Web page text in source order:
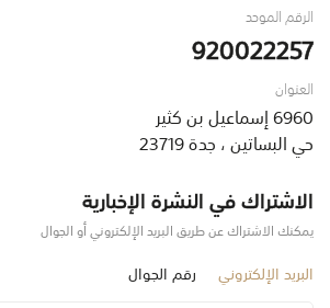
الرقم الموحد
920022257
العنوان
6960 إسماعيل بن كثير
حي البساتين ، جدة 23719
الاشتراك في النشرة الإخبارية
يمكنك الاشتراك عن طريق البريد الإلكتروني أو الجوال
البريد الإلكتروني رقم الجوال